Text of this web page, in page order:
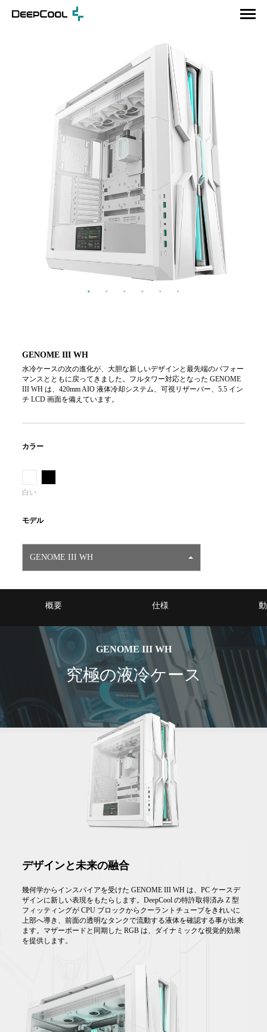
GENOME III WH
水冷ケースの次の進化が、大胆な新しいデザインと最先端のパフォー
マンスとともに戻ってきました。フルタワー対応となった GENOME
III WH は、420mm AIO 液体冷却システム、可視リザーバー、5.5 イン
チ LCD 画面を備えています。
カラー
白い
モデル
GENOME III WH
概要 仕様
GENOME III WH
究極の液冷ケース
デザインと未来の融合
幾何学からインスパイアを受けた GENOME III WH は、PC ケースデ
ザインに新しい表現をもたらします。DeepCool の特許取得済み Z 型
フィッティングが CPU ブロックからクーラントチューブをきれいに
上部へ導き、前面の透明なタンクで流動する液体を確認する事が出来
ます。マザーボードと同期した RGB は、ダイナミックな視覚的効果
を提供します。